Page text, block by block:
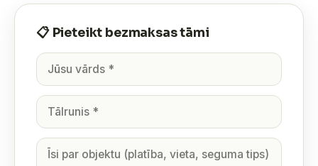
📋 Pieteikt bezmaksas tāmi